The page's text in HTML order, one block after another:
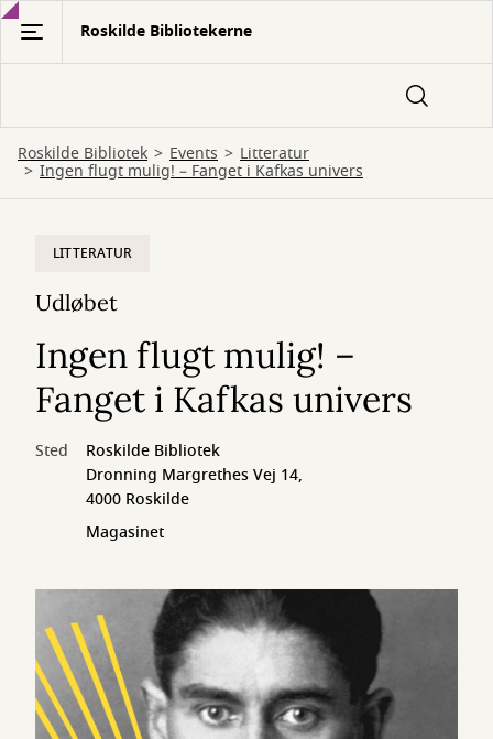
Gå
hovedindhold
Roskilde Bibliotekerne
Roskilde Bibliotek Events Litteratur
Ingen flugt mulig! – Fanget i Kafkas univers
LITTERATUR
Udløbet
Ingen flugt mulig! –
Fanget i Kafkas univers
Sted
Roskilde Bibliotek
Dronning Margrethes Vej 14,
4000 Roskilde
Magasinet